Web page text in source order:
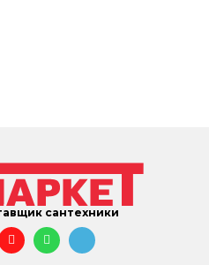
сантехники